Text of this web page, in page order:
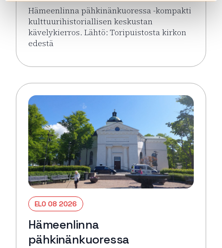
Hämeenlinna pähkinänkuoressa -kompakti
kulttuurihistoriallisen keskustan
kävelykierros. Lähtö: Toripuistosta kirkon
edestä
Lue lisää tapahtumasta Hämeenlinna
ELO 08 2026
Hämeenlinna
pähkinänkuoressa